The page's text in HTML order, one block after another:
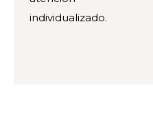
individualizado.